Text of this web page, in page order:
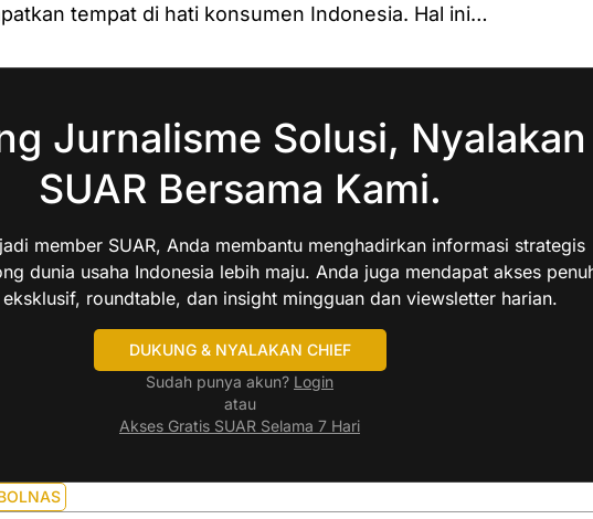
tempat di hati konsumen Indonesia. Hal ini…
Jurnalisme Solusi, Nyalakan
SUAR Bersama Kami.
member SUAR, Anda membantu menghadirkan informasi strategis
dunia usaha Indonesia lebih maju. Anda juga mendapat akses
roundtable, dan insight mingguan dan viewsletter harian.
DUKUNG & NYALAKAN CHIEF
Sudah punya akun? Login
atau
Akses Gratis SUAR Selama 7 Hari